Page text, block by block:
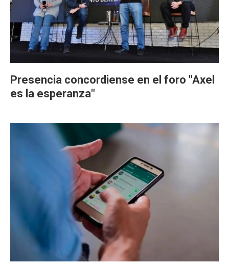
Presencia concordiense en el foro "Axel
es la esperanza"